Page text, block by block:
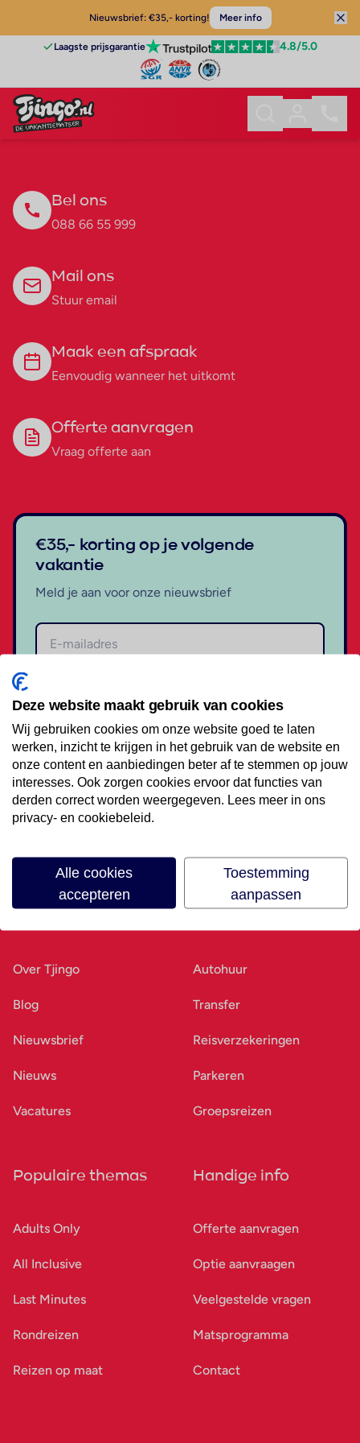
Nieuwsbrief: €35,- korting! Meer info
Laagste prijsgarantie 4.8/5.0
Bel ons
088 66 55 999
Mail ons
Stuur email
Maak een afspraak
Eenvoudig wanneer het uitkomt
Offerte aanvragen
Vraag offerte aan
€35,- korting op je volgende
vakantie
Meld je aan voor onze nieuwsbrief
Volg ons op social media
Over Tjingo
Blog
Nieuwsbrief
Nieuws
Vacatures
Autohuur
Transfer
Reisverzekeringen
Parkeren
Groepsreizen
Populaire themas
Adults Only
All Inclusive
Last Minutes
Rondreizen
Reizen op maat
Handige info
Offerte aanvragen
Optie aanvraagen
Veelgestelde vragen
Matsprogramma
Contact
Deze website maakt gebruik van cookies
Wij gebruiken cookies om onze website goed te laten
werken, inzicht te krijgen in het gebruik van de website en
onze content en aanbiedingen beter af te stemmen op jouw
interesses. Ook zorgen cookies ervoor dat functies van
derden correct worden weergegeven. Lees meer in ons
privacy- en cookiebeleid.
Alle cookies
accepteren
Toestemming
aanpassen